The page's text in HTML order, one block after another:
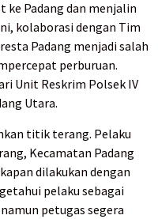
ke Padang dan menjalin
kolaborasi dengan Tim
Padang menjadi salah
perburuan.
Unit Reskrim Polsek IV
Utara.
titik terang. Pelaku
Kecamatan Padang
dilakukan dengan
pelaku sebagai
petugas segera